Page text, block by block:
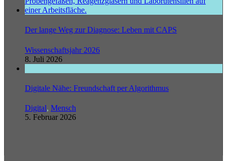
Der lange Weg zur Diagnose: Leben mit CAPS
Wissenschaftsjahr 2026
8. Juli 2026
Digitale Nähe: Freundschaft per Algorithmus
Digital, Mensch
5. Februar 2026